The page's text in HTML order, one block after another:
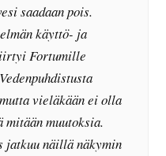
saadaan pois.
käyttö- ja
Fortumille
vieläkään ei olla
mitään muutoksia.
jatkuu näillä näkymin